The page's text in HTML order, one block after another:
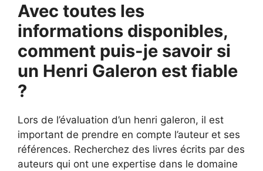
Avec toutes les
informations disponibles,
comment puis-je savoir si
un Henri Galeron est fiable
?
Lors de l’évaluation d’un henri galeron, il est
important de prendre en compte l’auteur et ses
références. Recherchez des livres écrits par des
auteurs qui ont une expertise dans le domaine